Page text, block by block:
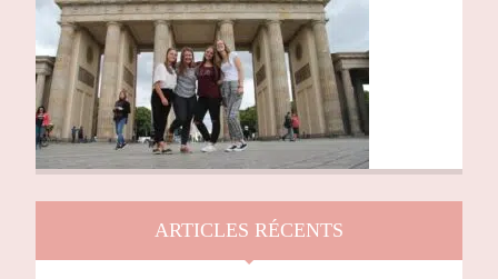
ARTICLES RÉCENTS